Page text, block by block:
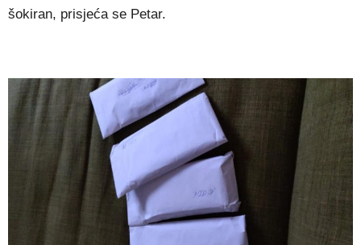
šokiran, prisjeća se Petar.